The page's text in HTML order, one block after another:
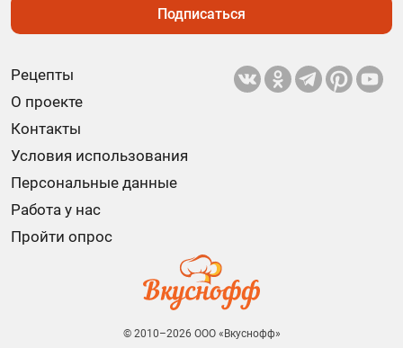
Рецепты
О проекте
Контакты
Условия использования
Персональные данные
Работа у нас
Пройти опрос
Подписаться
© 2010–2026 ООО «Вкуснофф»